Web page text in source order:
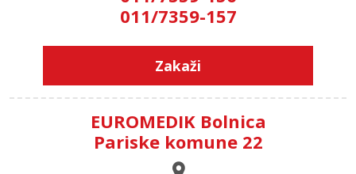
011/7359-157
Zakaži
EUROMEDIK Bolnica
Pariske komune 22